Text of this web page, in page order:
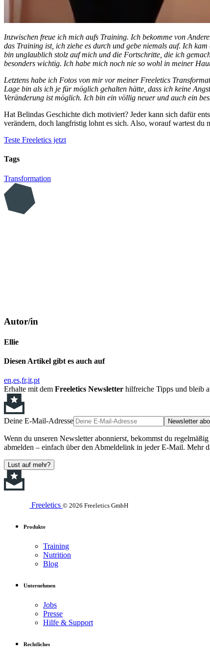
Inzwischen freue ich mich aufs Training. Ich bekomme von
das Training ist, ich ziehe es durch und gebe niemals auf. Ich
bin unglaublich stolz auf mich und die Fortschritte, die ich
besonders wichtig. Ich habe mich noch nie so wohl in meiner
Letztens habe ich Fotos von mir vor meiner Freeletics
Lage bin als ich je für möglich gehalten hätte, dass ich keine
Veränderung ist möglich. Ich bin ein völlig neuer und auch ein
Hat Belindas Geschichte dich motiviert? Jeder kann sich dafür
verändern, doch langfristig lohnt es sich. Also, worauf wartest du
Teste Freeletics jetzt
Tags
Transformation
Autor/in
Ellie
Diesen Artikel gibt es auch auf
en es fr it pt
Erhalte mit dem Freeletics Newsletter hilfreiche Tipps und bleib
Deine E-Mail-Adresse Newsletter
Wenn du unseren Newsletter abonnierst, bekommst du
abmelden – einfach über den Abmeldelink in jeder E-Mail. Mehr
Lust auf mehr?
Freeletics © 2026 Freeletics GmbH
Produkte
Training
Nutrition
Blog
Unternehmen
Jobs
Presse
Hilfe & Support
Rechtliches